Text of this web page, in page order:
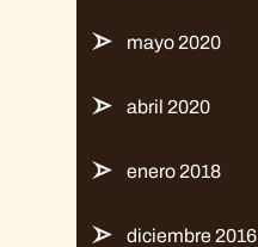
mayo 2020
abril 2020
enero 2018
diciembre 2016